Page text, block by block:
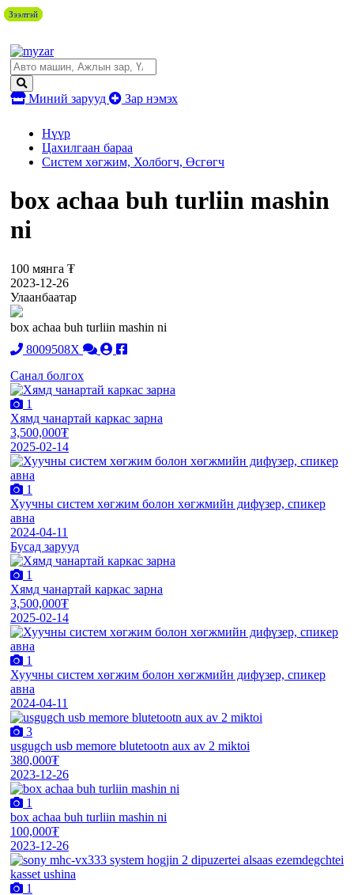
Миний зарууд Зар нэмэх
Нүүр
Цахилгаан бараа
Систем хөгжим, Холбогч, Өсгөгч
box achaa buh turliin mashin
ni
100 мянга ₮
2023-12-26
Улаанбаатар
box achaa buh turliin mashin ni
8009508X
Санал болгох
Зээлтэй
1
Хямд чанартай каркас зарна
3,500,000₮
2025-02-14
1
Хуучны систем хөгжим болон хөгжмийн дифүзер, спикер
авна
2024-04-11
Бусад зарууд
Зээлтэй
1
Хямд чанартай каркас зарна
3,500,000₮
2025-02-14
1
Хуучны систем хөгжим болон хөгжмийн дифүзер, спикер
авна
2024-04-11
3
usgugch usb memore blutetootn aux av 2 miktoi
380,000₮
2023-12-26
1
box achaa buh turliin mashin ni
100,000₮
2023-12-26
1
Зээлтэй
Зээлтэй
Зээлтэй